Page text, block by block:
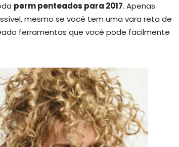
perm penteados para 2017. Apenas
mesmo se você tem uma vara reta de
ferramentas que você pode facilmente